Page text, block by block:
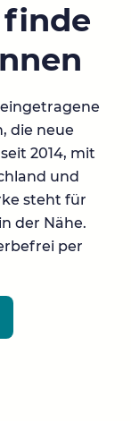
finde
die neue
2014, mit
und
steht für
der Nähe.
per